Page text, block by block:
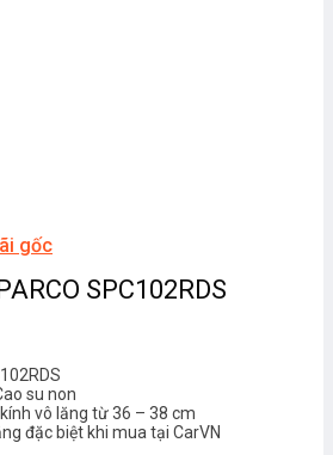
gốc
SPC102RDS
su non
vô lăng từ 36 – 38 cm
đặc biệt khi mua tại CarVN